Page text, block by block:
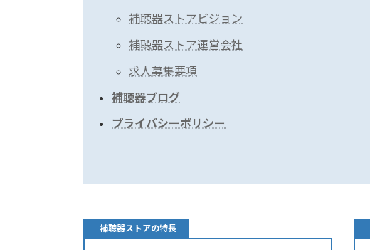
補聴器ストアビジョン
補聴器ストア運営会社
求人募集要項
補聴器ブログ
プライバシーポリシー
補聴器ストアの特長